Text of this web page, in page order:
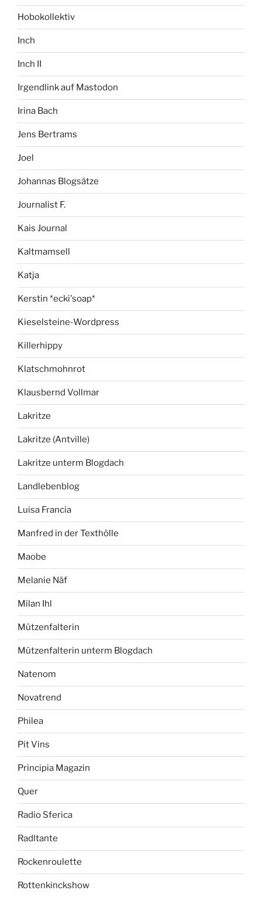
Hobokollektiv
Inch
Inch II
Irgendlink auf Mastodon
Irina Bach
Jens Bertrams
Joel
Johannas Blogsätze
Journalist F.
Kais Journal
Kaltmamsell
Katja
Kerstin *ecki'soap*
Kieselsteine-Wordpress
Killerhippy
Klatschmohnrot
Klausbernd Vollmar
Lakritze
Lakritze (Antville)
Lakritze unterm Blogdach
Landlebenblog
Luisa Francia
Manfred in der Texthölle
Maobe
Melanie Näf
Milan Ihl
Mützenfalterin
Mützenfalterin unterm Blogdach
Natenom
Novatrend
Philea
Pit Vins
Principia Magazin
Quer
Radio Sferica
Radltante
Rockenroulette
Rottenkinckshow